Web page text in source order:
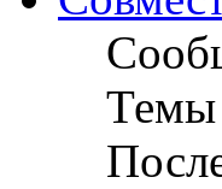
Темы